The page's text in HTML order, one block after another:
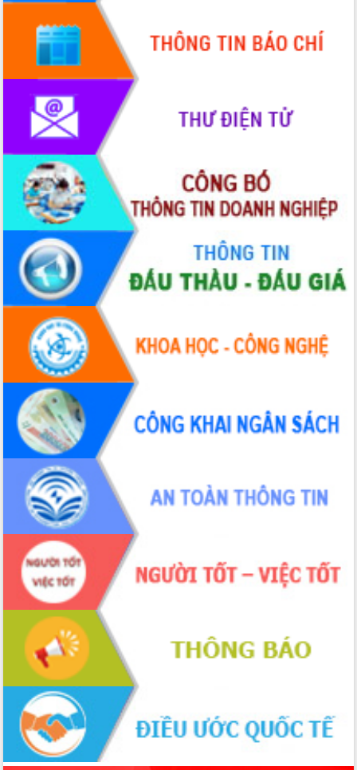
tại Trung tâm Phục vụ hành chính
công tỉnh
Đắk Lắk: Tôn vinh 46 giải pháp tại Hội
thi Sáng tạo Kỹ thuật 2024 - 2025
Đắk Lắk rà soát, điều chỉnh Đề án 190
về phát triển nuôi trồng thủy sản
Phó Chủ tịch UBND tỉnh Đắk Lắk
Trương Công Thái kiểm tra thực địa
Dự án cao tốc Khánh Hòa - Buôn Ma
Thuột
Định vị cà phê Việt Nam như một “di
sản sống” trong dòng chảy toàn cầu
Xây dựng nông thôn mới: Nâng cao đời
sống người dân từ những mô hình thiết
thực
Quyết liệt tháo gỡ vướng mắc, đẩy
nhanh tiến độ các dự án trọng điểm
trong Khu kinh tế Nam Phú Yên
Hòn Yến phát triển du lịch gắn với bảo
tồn biển
Lấy ý kiến điều chỉnh Quy hoạch tỉnh
Đắk Lắk thời kỳ 2021-2030, tầm nhìn
đến năm 2050
Phát động chiến dịch 30 ngày đêm
giải phóng mặt bằng Tuyến đường bộ
ven biển
Đắk Lắk nỗ lực thúc đẩy tăng trưởng
kinh tế từ 10% trở lên trong Quý
II/2026
Đắk Lắk ký kết thỏa thuận hợp tác về
chuyển đổi số giai đoạn 2026 – 2030
với Tập đoàn Bưu chính Viễn thông
Việt Nam
Thứ trưởng Bộ Y tế làm việc với tỉnh
Đắk Lắk về phát triển nhân lực y tế
cho trạm y tế cấp xã
Du lịch Đắk Lắk nâng tầm trải nghiệm
du khách thông qua Hệ thống cơ sở dữ
liệu và Bản đồ số
Tập huấn ứng dụng trí tuệ nhân tạo (AI)
trong thương mại điện tử năm 2026
Đoàn đại biểu Quốc hội tỉnh Đắk Lắk
trao đổi thông tin trước Kỳ họp thứ
nhất, Quốc hội khóa XVI